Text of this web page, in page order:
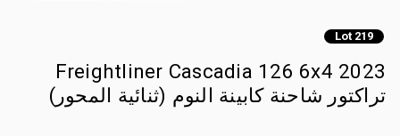
Lot 219
2023 Freightliner Cascadia 126 6x4
تراكتور شاحنة كابينة النوم (ثنائية المحور)